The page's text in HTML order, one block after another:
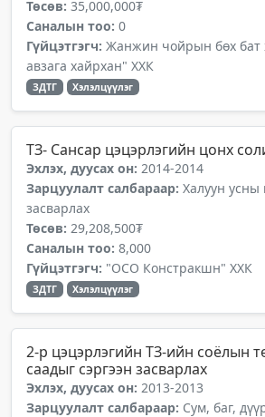
Төсөв: 35,000,000₮
Саналын тоо: 0
Гүйцэтгэгч: Жанжин чойрын бөх бат
авзага хайрхан" ХХК
ЗДТГ Хэлэлцүүлэг
ТЗ- Сансар цэцэрлэгийн цонх
Эхлэх, дуусах он: 2014-2014
Зарцуулалт салбараар: Халуун усны
засварлах
Төсөв: 29,208,500₮
Саналын тоо: 8,000
Гүйцэтгэгч: "ОСО Констракшн" ХХК
ЗДТГ Хэлэлцүүлэг
2-р цэцэрлэгийн ТЗ-ийн соёлын
саадыг сэргээн засварлах
Эхлэх, дуусах он: 2013-2013
Зарцуулалт салбараар: Сум, баг,